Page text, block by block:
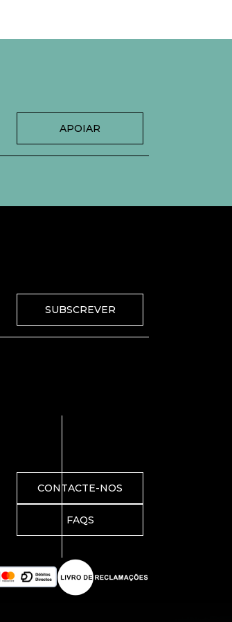
APOIAR
SUBSCREVER
CONTACTE-NOS
FAQS